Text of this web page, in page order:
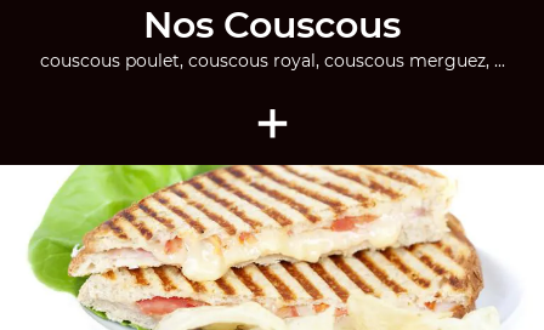
Nos Couscous
couscous poulet, couscous royal, couscous merguez, ...
+